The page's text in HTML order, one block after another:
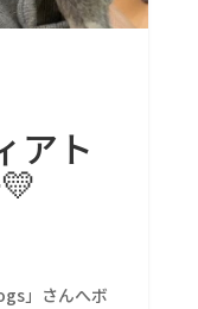
アト
」さんへボ